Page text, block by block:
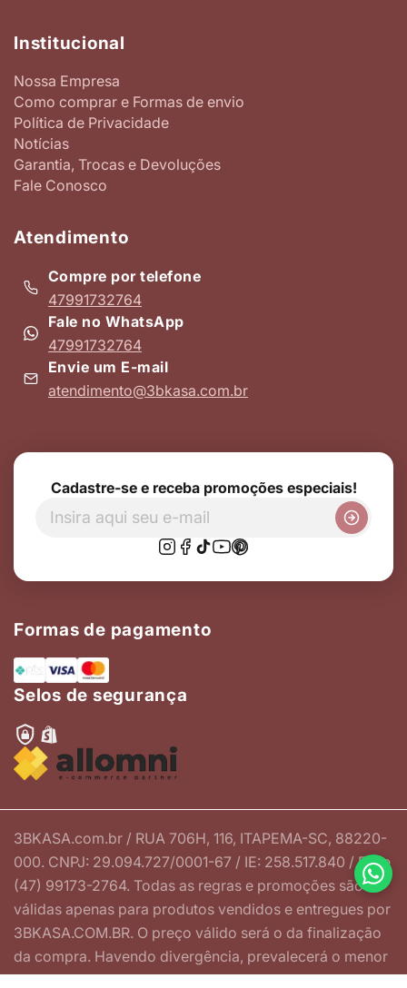
Institucional
Nossa Empresa
Como comprar e Formas de envio
Política de Privacidade
Notícias
Garantia, Trocas e Devoluções
Fale Conosco
Atendimento
Compre por telefone
47991732764
Fale no WhatsApp
47991732764
Envie um E-mail
atendimento@3bkasa.com.br
Cadastre-se e receba promoções especiais!
Formas de pagamento
Selos de segurança
3BKASA.com.br / RUA 706H, 116, ITAPEMA-SC, 88220-
000. CNPJ: 29.094.727/0001-67 / IE: 258.517.840 / Fone
(47) 99173-2764. Todas as regras e promoções são
válidas apenas para produtos vendidos e entregues por
3BKASA.COM.BR. O preço válido será o da finalização
da compra. Havendo divergência, prevalecerá o menor
preço ofertado.